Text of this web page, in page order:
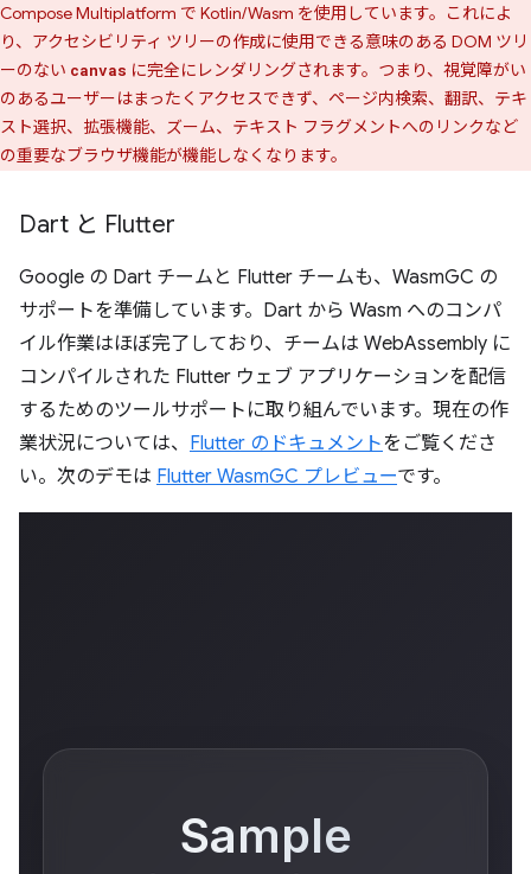
Compose Multiplatform で Kotlin/Wasm を使用しています。これによ
り、アクセシビリティ ツリーの作成に使用できる意味のある DOM ツリ
ーのない canvas に完全にレンダリングされます。つまり、視覚障がい
のあるユーザーはまったくアクセスできず、ページ内検索、翻訳、テキ
スト選択、拡張機能、ズーム、テキスト フラグメントへのリンクなど
の重要なブラウザ機能が機能しなくなります。
Dart と Flutter
Google の Dart チームと Flutter チームも、WasmGC の
サポートを準備しています。Dart から Wasm へのコンパ
イル作業はほぼ完了しており、チームは WebAssembly に
コンパイルされた Flutter ウェブ アプリケーションを配信
するためのツールサポートに取り組んでいます。現在の作
業状況については、 Flutter のドキュメントをご覧くださ
い。次のデモは Flutter WasmGC プレビューです。